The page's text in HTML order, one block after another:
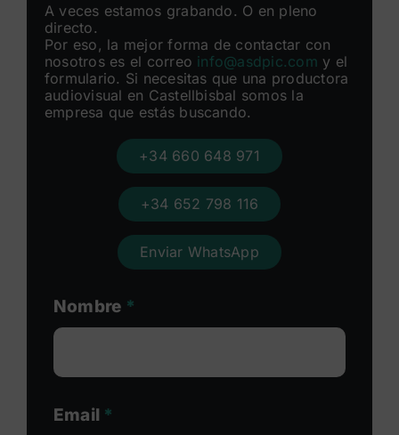
A veces estamos grabando. O en pleno
directo.
Por eso, la mejor forma de contactar con
nosotros es el correo info@asdpic.com y el
formulario. Si necesitas que una productora
audiovisual en Castellbisbal somos la
empresa que estás buscando.
+34 660 648 971
+34 652 798 116
Enviar WhatsApp
Nombre *
Email *